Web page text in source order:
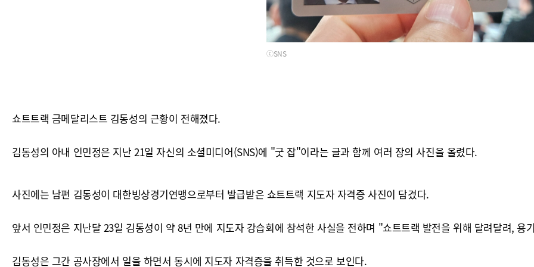
ⓒSNS
쇼트트랙 금메달리스트 김동성의 근황이 전해졌다.
김동성의 아내 인민정은 지난 21일 자신의 소셜미디어(SNS)에 "굿 잡"이라는 글과 함께 여러 장의 사진을 올렸다.
사진에는 남편 김동성이 대한빙상경기연맹으로부터 발급받은 쇼트트랙 지도자 자격증 사진이 담겼다.
앞서 인민정은 지난달 23일 김동성이 약 8년 만에 지도자 강습회에 참석한 사실을 전하며 "쇼트트랙 발전을 위해 달려달려, 용
김동성은 그간 공사장에서 일을 하면서 동시에 지도자 자격증을 취득한 것으로 보인다.